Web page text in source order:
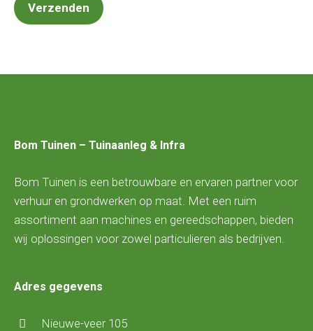
Bom Tuinen – Tuinaanleg & Infra
Bom Tuinen is een betrouwbare en ervaren partner voor
verhuur en grondwerken op maat. Met een ruim
assortiment aan machines en gereedschappen, bieden
wij oplossingen voor zowel particulieren als bedrijven.
Adres gegevens
Nieuwe-veer 105